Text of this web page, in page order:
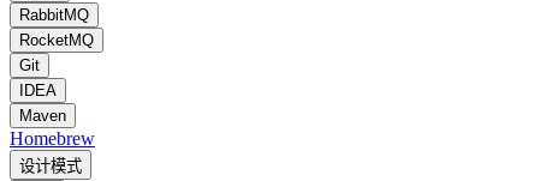
RabbitMQ
RocketMQ
Git
IDEA
Maven
Homebrew
设计模式